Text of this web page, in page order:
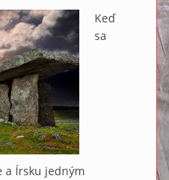
Keď
sa
a Írsku jedným